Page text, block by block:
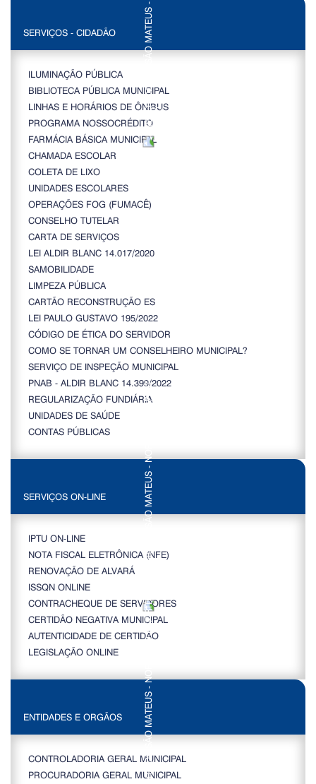
SERVIÇOS - CIDADÃO
ILUMINAÇÃO PÚBLICA
BIBLIOTECA PÚBLICA MUNICIPAL
LINHAS E HORÁRIOS DE ÔNIBUS
PROGRAMA NOSSOCRÉDITO
FARMÁCIA BÁSICA MUNICIPAL
CHAMADA ESCOLAR
COLETA DE LIXO
UNIDADES ESCOLARES
OPERAÇÕES FOG (FUMACÊ)
CONSELHO TUTELAR
CARTA DE SERVIÇOS
LEI ALDIR BLANC 14.017/2020
SAMOBILIDADE
LIMPEZA PÚBLICA
CARTÃO RECONSTRUÇÃO ES
LEI PAULO GUSTAVO 195/2022
CÓDIGO DE ÉTICA DO SERVIDOR
COMO SE TORNAR UM CONSELHEIRO MUNICIPAL?
SERVIÇO DE INSPEÇÃO MUNICIPAL
PNAB - ALDIR BLANC 14.399/2022
REGULARIZAÇÃO FUNDIÁRIA
UNIDADES DE SAÚDE
CONTAS PÚBLICAS
SERVIÇOS ON-LINE
IPTU ON-LINE
NOTA FISCAL ELETRÔNICA (NFE)
RENOVAÇÃO DE ALVARÁ
ISSQN ONLINE
CONTRACHEQUE DE SERVIDORES
CERTIDÃO NEGATIVA MUNICIPAL
AUTENTICIDADE DE CERTIDÃO
LEGISLAÇÃO ONLINE
ENTIDADES E ORGÃOS
CONTROLADORIA GERAL MUNICIPAL
PROCURADORIA GERAL MUNICIPAL